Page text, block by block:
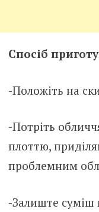
Спосіб
-Положіть на
-Потріть
плоттю,
проблемним
-Залиште суміш